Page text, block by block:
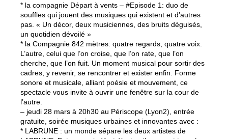
* la compagnie Départ à vents – #Episode 1: duo de
souffles qui jouent des musiques qui existent et d’autres
pas. « Un décor, deux musiciennes, des bruits déguisés,
un quotidien dévoilé »
* la Compagnie 842 mètres: quatre regards, quatre voix.
L’autre, celui que l’on croise, que l’on rate, que l’on
cherche, que l’on fuit. Un moment musical pour sortir des
cadres, y revenir, se rencontrer et exister enfin. Forme
sonore et musicale, alliant poésie et mouvement, ce
spectacle vous invite à ouvrir une fenêtre sur la cour de
l’autre.
– jeudi 28 mars à 20h30 au Périscope (Lyon2), entrée
gratuite, soirée musiques urbaines et innovantes avec :
* LABRUNE : un monde sépare les deux artistes de